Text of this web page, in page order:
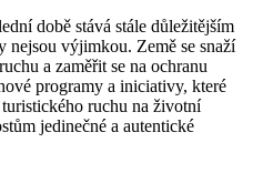
době stává stále důležitějším
nejsou výjimkou. Země se snaží
a zaměřit se na ochranu
programy a iniciativy, které
ruchu ⁢na životní
jedinečné a autentické